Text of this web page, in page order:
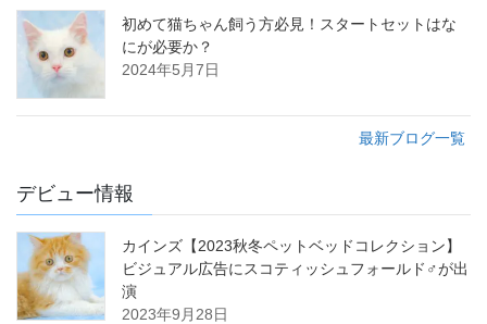
初めて猫ちゃん飼う方必見！スタートセットはな
にが必要か？
2024年5月7日
最新ブログ一覧
デビュー情報
カインズ【2023秋冬ペットベッドコレクション】
ビジュアル広告にスコティッシュフォールド♂が出
演
2023年9月28日